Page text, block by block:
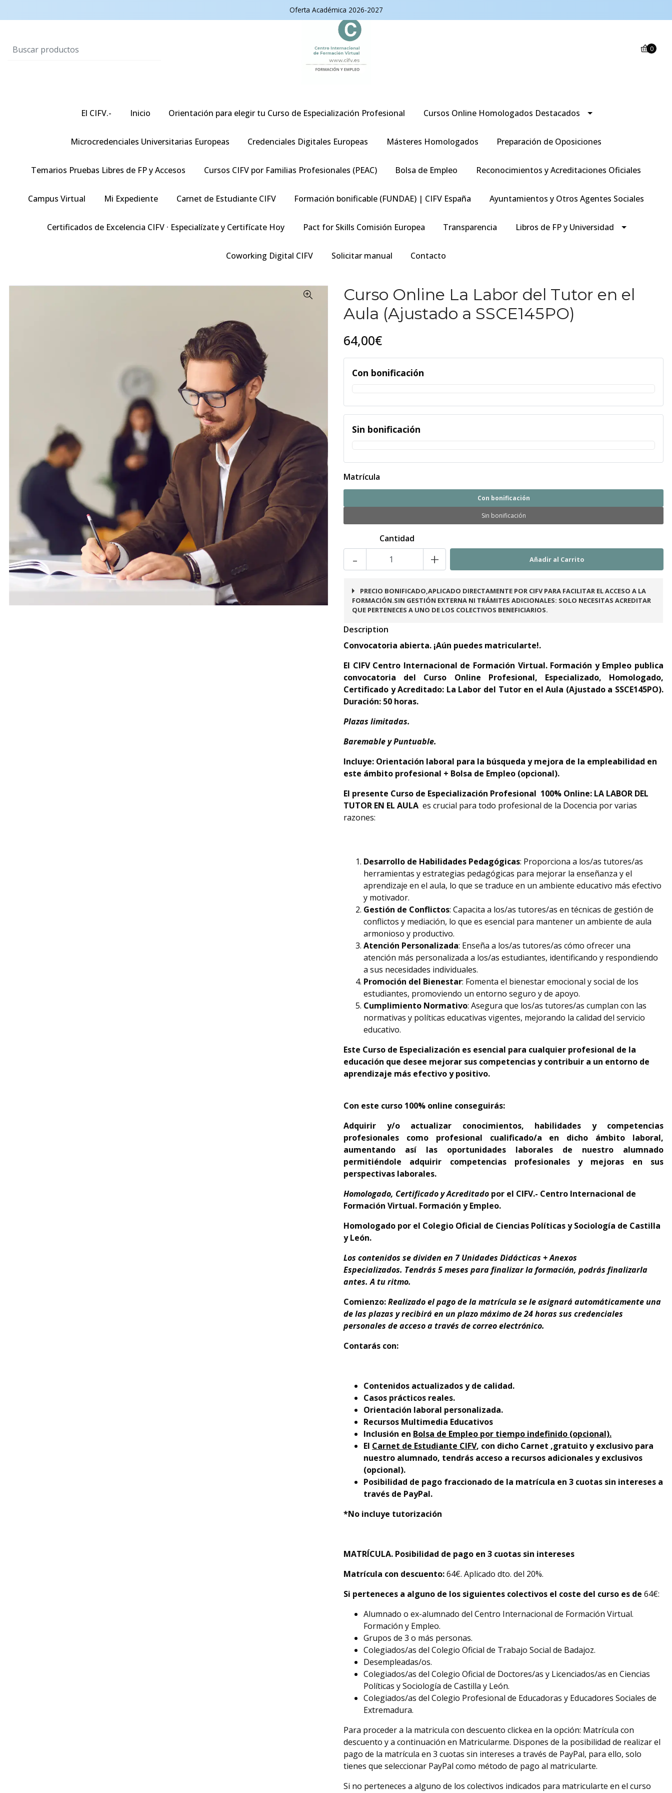
Oferta Académica 2026-2027
0
El CIFV.- Inicio Orientación para elegir tu Curso de Especialización Profesional Cursos Online Homologados Destacados
Microcredenciales Universitarias Europeas Credenciales Digitales Europeas Másteres Homologados Preparación de Oposiciones
Temarios Pruebas Libres de FP y Accesos Cursos CIFV por Familias Profesionales (PEAC) Bolsa de Empleo Reconocimientos y Acreditaciones Oficiales
Campus Virtual Mi Expediente Carnet de Estudiante CIFV Formación bonificable (FUNDAE) | CIFV España Ayuntamientos y Otros Agentes Sociales
Certificados de Excelencia CIFV · Especialízate y Certifícate Hoy Pact for Skills Comisión Europea Transparencia Libros de FP y Universidad
Coworking Digital CIFV Solicitar manual Contacto
Curso Online La Labor del Tutor en el
Aula (Ajustado a SSCE145PO)
64,00€
Con bonificación
Sin bonificación
Matrícula
Con bonificación
Sin bonificación
Cantidad
- +
PRECIO BONIFICADO,APLICADO DIRECTAMENTE POR CIFV PARA FACILITAR EL ACCESO A LA
FORMACIÓN.SIN GESTIÓN EXTERNA NI TRÁMITES ADICIONALES: SOLO NECESITAS ACREDITAR
QUE PERTENECES A UNO DE LOS COLECTIVOS BENEFICIARIOS.
Description
Convocatoria abierta. ¡Aún puedes matricularte!.
El CIFV Centro Internacional de Formación Virtual. Formación y Empleo publica
convocatoria del Curso Online Profesional, Especializado, Homologado,
Certificado y Acreditado: La Labor del Tutor en el Aula (Ajustado a SSCE145PO).
Duración: 50 horas.
Plazas limitadas.
Baremable y Puntuable.
Incluye: Orientación laboral para la búsqueda y mejora de la empleabilidad en
este ámbito profesional + Bolsa de Empleo (opcional).
El presente Curso de Especialización Profesional 100% Online: LA LABOR DEL
TUTOR EN EL AULA es crucial para todo profesional de la Docencia por varias
razones:
Desarrollo de Habilidades Pedagógicas: Proporciona a los/as tutores/as
herramientas y estrategias pedagógicas para mejorar la enseñanza y el
aprendizaje en el aula, lo que se traduce en un ambiente educativo más efectivo
y motivador.
Gestión de Conflictos: Capacita a los/as tutores/as en técnicas de gestión de
conflictos y mediación, lo que es esencial para mantener un ambiente de aula
armonioso y productivo.
Atención Personalizada: Enseña a los/as tutores/as cómo ofrecer una
atención más personalizada a los/as estudiantes, identificando y respondiendo
a sus necesidades individuales.
Promoción del Bienestar: Fomenta el bienestar emocional y social de los
estudiantes, promoviendo un entorno seguro y de apoyo.
Cumplimiento Normativo: Asegura que los/as tutores/as cumplan con las
normativas y políticas educativas vigentes, mejorando la calidad del servicio
educativo.
Este Curso de Especialización es esencial para cualquier profesional de la
educación que desee mejorar sus competencias y contribuir a un entorno de
aprendizaje más efectivo y positivo.
Con este curso 100% online conseguirás:
Adquirir y/o actualizar conocimientos, habilidades y competencias
profesionales como profesional cualificado/a en dicho ámbito laboral,
aumentando así las oportunidades laborales de nuestro alumnado
permitiéndole adquirir competencias profesionales y mejoras en sus
perspectivas laborales.
Homologado, Certificado y Acreditado por el CIFV.- Centro Internacional de
Formación Virtual. Formación y Empleo.
Homologado por el Colegio Oficial de Ciencias Políticas y Sociología de Castilla
y León.
Los contenidos se dividen en 7 Unidades Didácticas + Anexos
Especializados. Tendrás 5 meses para finalizar la formación, podrás finalizarla
antes. A tu ritmo.
Comienzo:Realizado el pago de la matrícula se le asignará automáticamente una
de las plazas y recibirá en un plazo máximo de 24 horas sus credenciales
personales de acceso a través de correo electrónico.
Contarás con:
Contenidos actualizados y de calidad.
Casos prácticos reales.
Orientación laboral personalizada.
Recursos Multimedia Educativos
Inclusión en Bolsa de Empleo por tiempo indefinido (opcional).
El Carnet de Estudiante CIFV, con dicho Carnet ,gratuito y exclusivo para
nuestro alumnado, tendrás acceso a recursos adicionales y exclusivos
(opcional).
Posibilidad de pago fraccionado de la matrícula en 3 cuotas sin intereses a
través de PayPal.
*No incluye tutorización
MATRÍCULA. Posibilidad de pago en 3 cuotas sin intereses
Matrícula con descuento:64€. Aplicado dto. del 20%.
Si perteneces a alguno de los siguientes colectivos el coste del curso es de 64€:
Alumnado o ex-alumnado del Centro Internacional de Formación Virtual.
Formación y Empleo.
Grupos de 3 o más personas.
Colegiados/as del Colegio Oficial de Trabajo Social de Badajoz.
Desempleadas/os.
Colegiados/as del Colegio Oficial de Doctores/as y Licenciados/as en Ciencias
Políticas y Sociología de Castilla y León.
Colegiados/as del Colegio Profesional de Educadoras y Educadores Sociales de
Extremadura.
Para proceder a la matricula con descuento clickea en la opción: Matrícula con
descuento y a continuación en Matricularme. Dispones de la posibilidad de realizar el
pago de la matrícula en 3 cuotas sin intereses a través de PayPal, para ello, solo
tienes que seleccionar PayPal como método de pago al matricularte.
Si no perteneces a alguno de los colectivos indicados para matricularte en el curso